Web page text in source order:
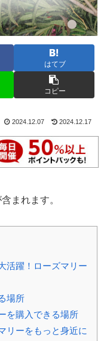
はてブ
コピー
2024.12.07 2024.12.17
まれます。
活躍！ローズマリー
場所
を購入できる場所
リーをもっと身近に